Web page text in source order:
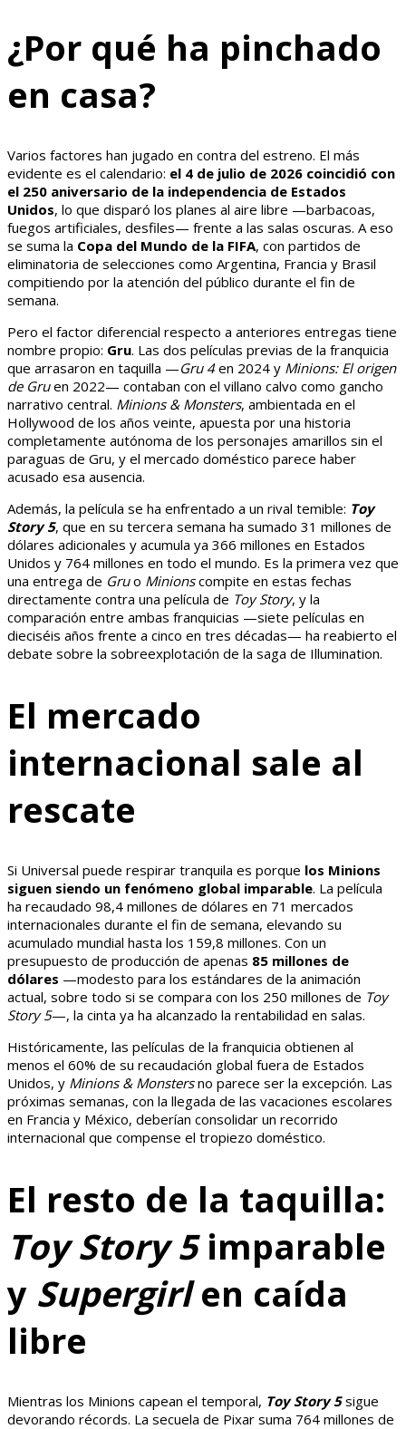
¿Por qué ha pinchado
en casa?
Varios factores han jugado en contra del estreno. El más
evidente es el calendario: el 4 de julio de 2026 coincidió con
el 250 aniversario de la independencia de Estados
Unidos, lo que disparó los planes al aire libre —barbacoas,
fuegos artificiales, desfiles— frente a las salas oscuras. A eso
se suma la Copa del Mundo de la FIFA, con partidos de
eliminatoria de selecciones como Argentina, Francia y Brasil
compitiendo por la atención del público durante el fin de
semana.
Pero el factor diferencial respecto a anteriores entregas tiene
nombre propio: Gru. Las dos películas previas de la franquicia
que arrasaron en taquilla —Gru 4en 2024 y Minions: El origen
de Gruen 2022— contaban con el villano calvo como gancho
narrativo central. Minions & Monsters, ambientada en el
Hollywood de los años veinte, apuesta por una historia
completamente autónoma de los personajes amarillos sin el
paraguas de Gru, y el mercado doméstico parece haber
acusado esa ausencia.
Además, la película se ha enfrentado a un rival temible: Toy
Story 5, que en su tercera semana ha sumado 31 millones de
dólares adicionales y acumula ya 366 millones en Estados
Unidos y 764 millones en todo el mundo. Es la primera vez que
una entrega de Gruo Minionscompite en estas fechas
directamente contra una película de Toy Story, y la
comparación entre ambas franquicias —siete películas en
dieciséis años frente a cinco en tres décadas— ha reabierto el
debate sobre la sobreexplotación de la saga de Illumination.
El mercado
internacional sale al
rescate
Si Universal puede respirar tranquila es porque los Minions
siguen siendo un fenómeno global imparable. La película
ha recaudado 98,4 millones de dólares en 71 mercados
internacionales durante el fin de semana, elevando su
acumulado mundial hasta los 159,8 millones. Con un
presupuesto de producción de apenas 85 millones de
dólares —modesto para los estándares de la animación
actual, sobre todo si se compara con los 250 millones de Toy
Story 5—, la cinta ya ha alcanzado la rentabilidad en salas.
Históricamente, las películas de la franquicia obtienen al
menos el 60% de su recaudación global fuera de Estados
Unidos, y Minions & Monstersno parece ser la excepción. Las
próximas semanas, con la llegada de las vacaciones escolares
en Francia y México, deberían consolidar un recorrido
internacional que compense el tropiezo doméstico.
El resto de la taquilla:
Toy Story 5imparable
y Supergirlen caída
libre
Mientras los Minions capean el temporal, Toy Story 5sigue
devorando récords. La secuela de Pixar suma 764 millones de